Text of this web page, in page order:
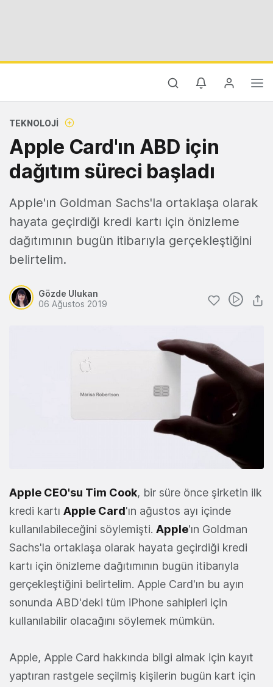
TEKNOLOJI
Apple Card'ın ABD için
dağıtım süreci başladı
Apple'ın Goldman Sachs'la ortaklaşa olarak
hayata geçirdiği kredi kartı için önizleme
dağıtımının bugün itibarıyla gerçekleştiğini
belirtelim.
Gözde Ulukan
06 Ağustos 2019
Apple CEO'su Tim Cook, bir süre önce şirketin ilk
kredi kartı Apple Card'ın ağustos ayı içinde
kullanılabileceğini söylemişti. Apple'ın Goldman
Sachs'la ortaklaşa olarak hayata geçirdiği kredi
kartı için önizleme dağıtımının bugün itibarıyla
gerçekleştiğini belirtelim. Apple Card'ın bu ayın
sonunda ABD'deki tüm iPhone sahipleri için
kullanılabilir olacağını söylemek mümkün.
Apple, Apple Card hakkında bilgi almak için kayıt
yaptıran rastgele seçilmiş kişilerin bugün kart için